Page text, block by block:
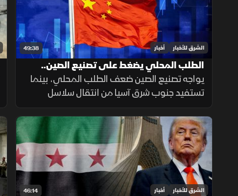
49:38 الشرق للأخبار أخبار
الطلب المحلي يضغط على تصنيع الصين..
والبحر الأحمر يجمع السعودية وتركيا
يواجه تصنيع الصين ضعف الطلب المحلي، بينما
تستفيد جنوب شرق آسيا من انتقال سلاسل
التوريد. ويتوسع التنسيق السعودي التركي
بحريا، فيما تستمر اتصالات واشنطن وطهران.
صحيا، تدعم القيلولة الذاكرة.
46:14 الشرق للأخبار أخبار